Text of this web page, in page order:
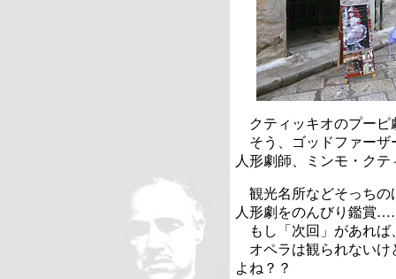
クティッキオのプーピ
そう、ゴッドファーザ
人形劇師、ミンモ・ク
観光名所などそっちの
人形劇をのんびり鑑賞
もし「次回」があれば
オペラは観られないけ
よね？？